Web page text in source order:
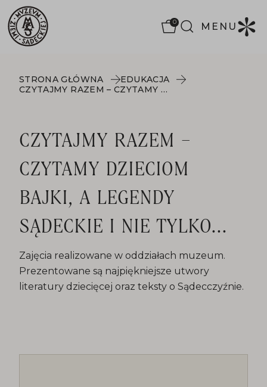
0 MENU
STRONA GŁÓWNA
EDUKACJA
CZYTAJMY RAZEM – CZYTAMY DZIECIOM BAJKI, A LEGENDY SĄDECKIE I NIE TYLKO...
CZYTAJMY RAZEM –
CZYTAMY DZIECIOM
BAJKI, A LEGENDY
SĄDECKIE I NIE TYLKO...
Zajęcia realizowane w oddziałach muzeum.
Prezentowane są najpiękniejsze utwory
literatury dziecięcej oraz teksty o Sądecczyźnie.